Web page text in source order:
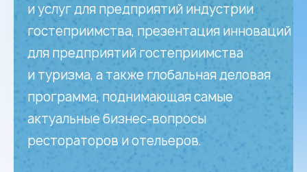
и услуг для предприятий индустрии
гостеприимства, презентация инноваций
для предприятий гостеприимства
и туризма, а также глобальная деловая
программа, поднимающая самые
актуальные бизнес-вопросы
рестораторов и отельеров.